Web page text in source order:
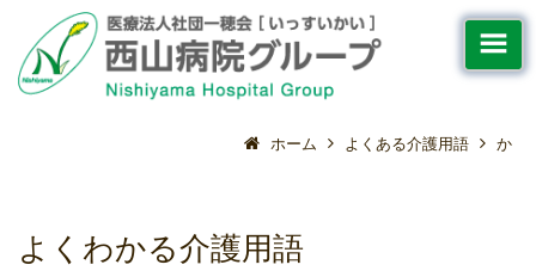
ホーム よくある介護用語 か
よくわかる介護用語